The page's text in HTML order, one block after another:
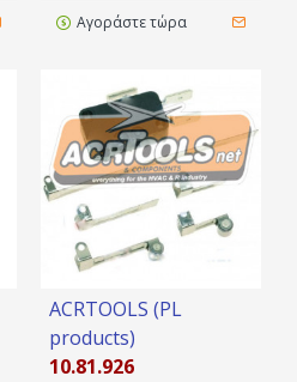
Αγοράστε τώρα
ACRTOOLS (PL
products)
10.81.926